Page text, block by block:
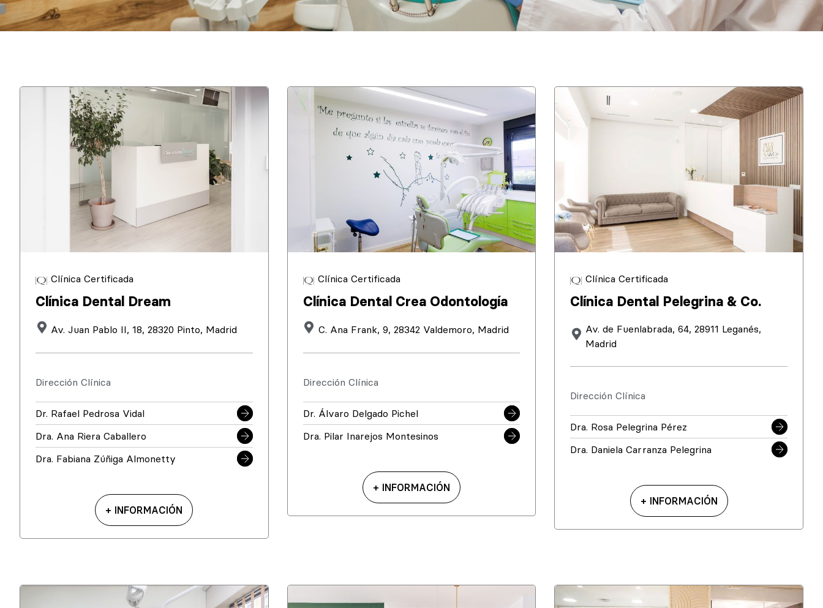
Clínica Certificada
Clínica Dental Dream
Av. Juan Pablo II, 18, 28320 Pinto, Madrid
Dirección Clínica
Dr. Rafael Pedrosa Vidal
Dra. Ana Riera Caballero
Dra. Fabiana Zúñiga Almonetty
+ INFORMACIÓN
Clínica Certificada
Clínica Dental Crea Odontología
C. Ana Frank, 9, 28342 Valdemoro, Madrid
Dirección Clínica
Dr. Álvaro Delgado Pichel
Dra. Pilar Inarejos Montesinos
+ INFORMACIÓN
Clínica Certificada
Clínica Dental Pelegrina & Co.
Av. de Fuenlabrada, 64, 28911 Leganés,
Madrid
Dirección Clínica
Dra. Rosa Pelegrina Pérez
Dra. Daniela Carranza Pelegrina
+ INFORMACIÓN